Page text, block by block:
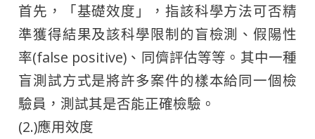
首先，「基礎效度」，指該科學方法可否精
準獲得結果及該科學限制的盲檢測、假陽性
率(false positive)、同儕評估等等。其中一種
盲測試方式是將許多案件的樣本給同一個檢
驗員，測試其是否能正確檢驗。
(2.)應用效度